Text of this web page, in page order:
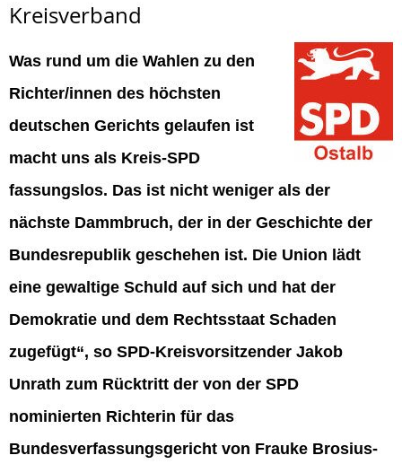
Kreisverband
Was rund um die Wahlen zu den
Richter/innen des höchsten
deutschen Gerichts gelaufen ist
macht uns als Kreis-SPD
fassungslos. Das ist nicht weniger als der
nächste Dammbruch, der in der Geschichte der
Bundesrepublik geschehen ist. Die Union lädt
eine gewaltige Schuld auf sich und hat der
Demokratie und dem Rechtsstaat Schaden
zugefügt“, so SPD-Kreisvorsitzender Jakob
Unrath zum Rücktritt der von der SPD
nominierten Richterin für das
Bundesverfassungsgericht von Frauke Brosius-